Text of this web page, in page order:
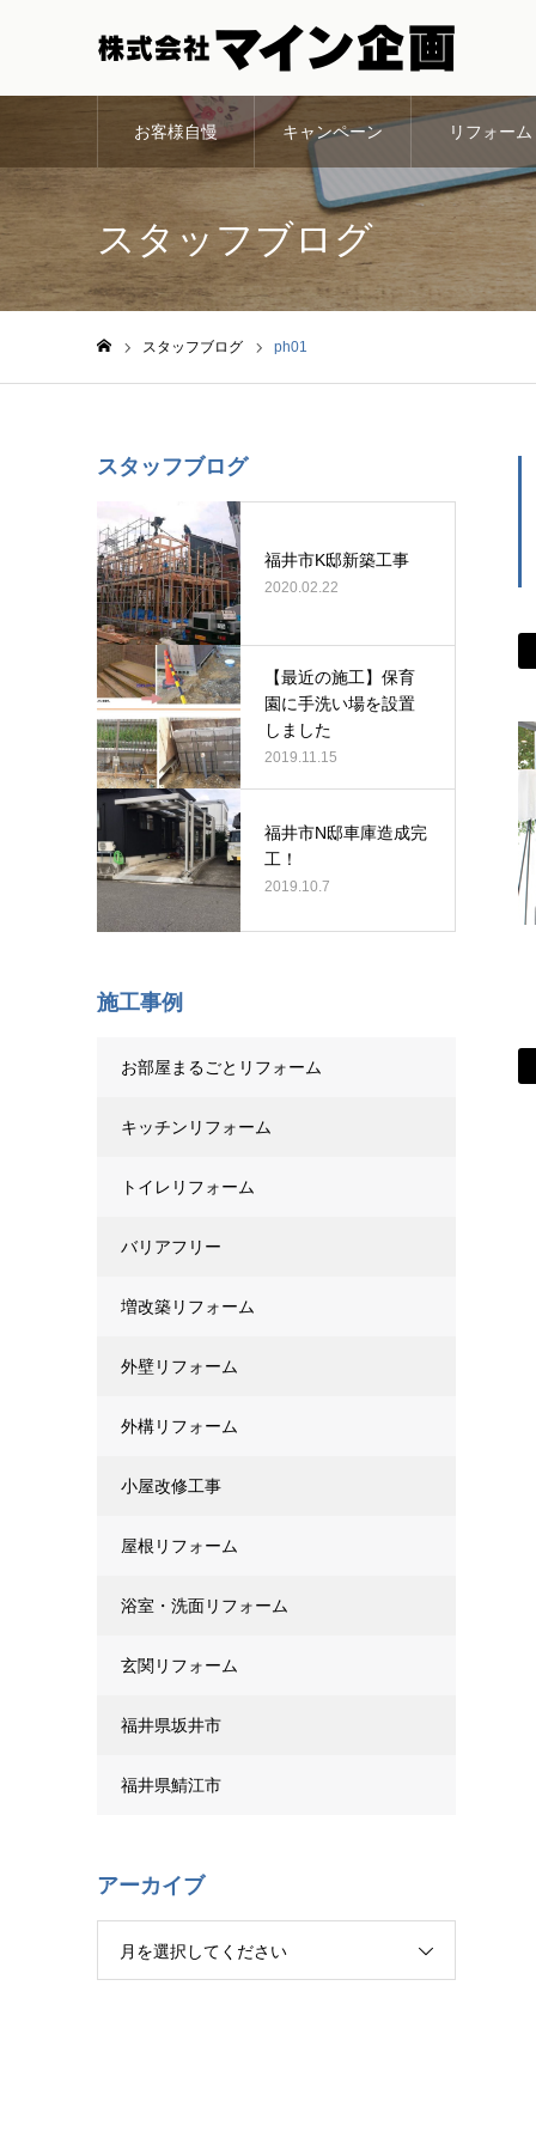
お客様自慢 キャンペーン リフォーム
スタッフブログ
スタッフブログ ph01
スタッフブログ
福井市K邸新築工事
2020.02.22
【最近の施工】保育
園に手洗い場を設置
しました
2019.11.15
福井市N邸車庫造成完
工！
2019.10.7
施工事例
お部屋まるごとリフォーム
キッチンリフォーム
トイレリフォーム
バリアフリー
増改築リフォーム
外壁リフォーム
外構リフォーム
小屋改修工事
屋根リフォーム
浴室・洗面リフォーム
玄関リフォーム
福井県坂井市
福井県鯖江市
アーカイブ
月を選択してください